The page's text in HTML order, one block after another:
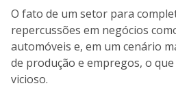
O fato de um setor para
repercussões em negócios
automóveis e, em um cenário
de produção e empregos, o
vicioso.